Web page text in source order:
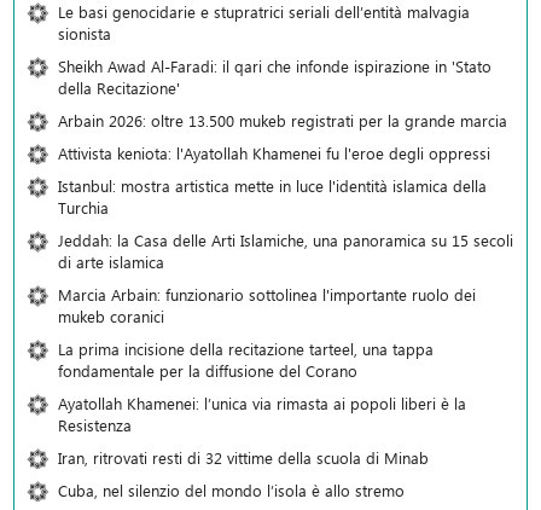
Le basi genocidarie e stupratrici seriali dell’entità malvagia
sionista
Sheikh Awad Al-Faradi: il qari che infonde ispirazione in 'Stato
della Recitazione'
Arbain 2026: oltre 13.500 mukeb registrati per la grande marcia
Attivista keniota: l'Ayatollah Khamenei fu l'eroe degli oppressi
Istanbul: mostra artistica mette in luce l'identità islamica della
Turchia
Jeddah: la Casa delle Arti Islamiche, una panoramica su 15 secoli
di arte islamica
Marcia Arbain: funzionario sottolinea l'importante ruolo dei
mukeb coranici
La prima incisione della recitazione tarteel, una tappa
fondamentale per la diffusione del Corano
Ayatollah Khamenei: l’unica via rimasta ai popoli liberi è la
Resistenza
Iran, ritrovati resti di 32 vittime della scuola di Minab
Cuba, nel silenzio del mondo l’isola è allo stremo